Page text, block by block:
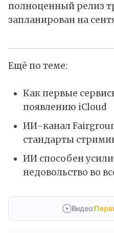
полноценный релиз
запланирован на
Ещё по теме:
Как первые
появлению iCloud
ИИ-канал
стандарты
ИИ способен
недовольство во
Видео: